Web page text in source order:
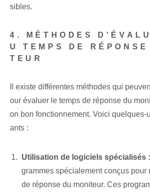
sibles.
4. MÉTHODES
U TEMPS DE RÉPONSE
TEUR
Il existe différentes méthodes qui
our évaluer le temps de réponse du
on bon fonctionnement. Voici quelques-
ants :
Utilisation de logiciels spécialisés :
grammes spécialement conçus pour
de réponse du moniteur. Ces